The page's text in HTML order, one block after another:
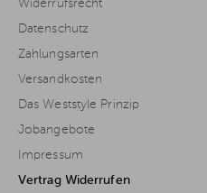
Widerrufsrecht
Datenschutz
Zahlungsarten
Versandkosten
Das Weststyle Prinzip
Jobangebote
Impressum
Vertrag Widerrufen